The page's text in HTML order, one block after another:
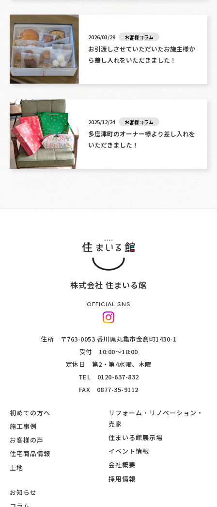
2026/03/29 お客様コラム
お引渡しさせていただいたお施主様か
ら差し入れをいただきました！
2025/12/24 お客様コラム
多度津町のオーナー様より差し入れを
いただきました！
株式会社 住まいる館
OFFICIAL SNS
住所 〒763-0053 香川県丸亀市金倉町1430-1
受付 10:00～18:00
定休日 第2・第4水曜、木曜
TEL 0120-637-832
FAX 0877-35-9112
初めての方へ
施工事例
お客様の声
住宅商品情報
土地
リフォーム・リノベーション・
売家
住まいる館展示場
イベント情報
会社概要
採用情報
お知らせ